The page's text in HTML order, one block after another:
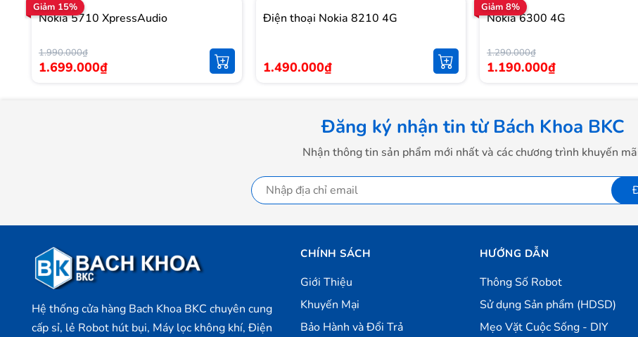
Đương nhiên, đã là điện thoại Nokia thì độ bền của máy phải đạt chuẩn chất lượng châu Âu và bạn hoàn toàn có
thể tháo được nắp lưng của máy để thay pin và thay SIM một cách dễ dàng.
Giảm 15%
Nokia 5710 XpressAudio
1.990.000₫
1.699.000₫
Điện thoại Nokia 8210 4G
1.490.000₫
Giảm 8%
Nokia 6300 4G
1.290.000₫
1.190.000₫
Đăng ký nhận tin từ Bách Khoa BKC
Nhận thông tin sản phẩm mới nhất và các chương trình khuyến
Hệ thống cửa hàng Bach Khoa BKC chuyên cung
cấp sỉ, lẻ Robot hút bụi, Máy lọc không khí, Điện
CHÍNH SÁCH
Giới Thiệu
Khuyến Mại
Bảo Hành và Đổi Trả
HƯỚNG DẪN
Thông Số Robot
Sử dụng Sản phẩm (HDSD)
Mẹo Vặt Cuộc Sống - DIY